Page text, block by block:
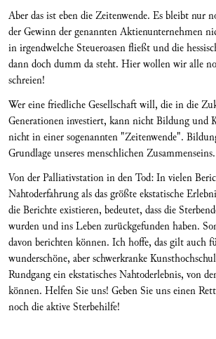
Aber das ist eben die Zeitenwende. Es bleibt nur
der Gewinn der genannten Aktienunternehmen
in irgendwelche Steueroasen fließt und die
dann doch dumm da steht. Hier wollen wir alle
schreien!
Wer eine friedliche Gesellschaft will, die in die
Generationen investiert, kann nicht Bildung und
nicht in einer sogenannten "Zeitenwende".
Grundlage unseres menschlichen Zusammenseins.
Von der Palliativstation in den Tod: In vielen
Nahtoderfahrung als das größte ekstatische
die Berichte existieren, bedeutet, dass die
wurden und ins Leben zurückgefunden haben.
davon berichten können. Ich hoffe, das gilt auch
wunderschöne, aber schwerkranke
Rundgang ein ekstatisches Nahtoderlebnis, von
können. Helfen Sie uns! Geben Sie uns einen
noch die aktive Sterbehilfe!